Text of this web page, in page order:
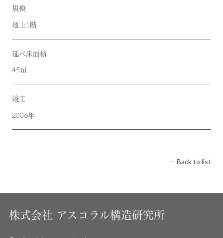
規模
地上1階
延べ床面積
45㎡
竣工
2006年
— Back to list
株式会社 アスコラル構造研究所